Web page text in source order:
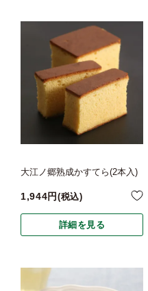
大江ノ郷熟成かすてら(2本入)
1,944 税込
詳細を見る